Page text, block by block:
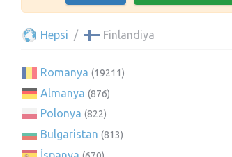
Hepsi Finlandiya
Romanya (19211)
Almanya (876)
Polonya (822)
Bulgaristan (813)